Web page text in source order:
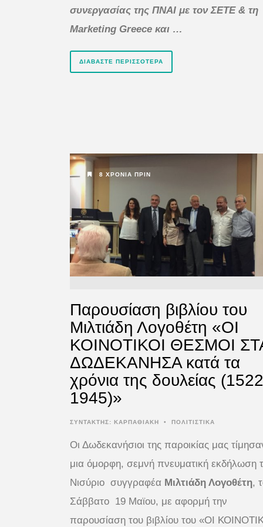
συνεργασίας της ΠΝΑΙ με τον ΣΕΤΕ & τη
Marketing Greece και …
ΔΙΑΒΆΣΤΕ ΠΕΡΙΣΣΌΤΕΡΑ
8 ΧΡΌΝΙΑ ΠΡΙΝ
Παρουσίαση βιβλίου του
Μιλτιάδη Λογοθέτη «ΟΙ
ΚΟΙΝΟΤΙΚΟΙ ΘΕΣΜΟΙ
ΔΩΔΕΚΑΝΗΣΑ κατά τα
χρόνια της δουλείας
1945)»
ΣΥΝΤΆΚΤΗΣ: ΚΑΡΠΑΘΙΑΚΗ • ΠΟΛΙΤΙΣΤΙΚΑ
Οι Δωδεκανήσιοι της παροικίας μας
μια όμορφη, σεμνή πνευματική εκδήλωση
Νισύριο συγγραφέα Μιλτιάδη Λογοθέτη,
Σάββατο 19 Μαϊου, με αφορμή την
παρουσίαση του βιβλίου του «ΟΙ